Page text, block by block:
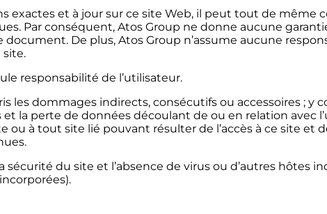
et à jour sur ce site Web, il peut tout de même
Par conséquent, Atos Group ne donne aucune
De plus, Atos Group n’assume aucune
responsabilité de l’utilisateur.
dommages indirects, consécutifs ou accessoires ; y
la perte de données découlant de ou en relation avec
à tout site lié pouvant résulter de l’accès à ce site et
du site et l’absence de virus ou d’autres hôtes